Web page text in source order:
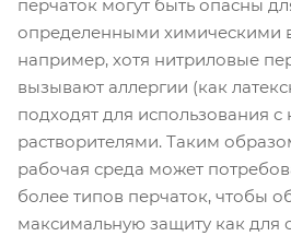
перчаток могут быть опасны
определенными химическими
например, хотя нитриловые
вызывают аллергии (как
подходят для использования с
растворителями. Таким
рабочая среда может
более типов перчаток, чтобы
максимальную защиту как для